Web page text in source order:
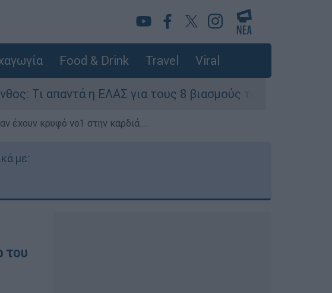
Food & Drink Travel Viral
η ΕΛΑΣ για τους 8 βιασμούς τουριστριών - «Μόνο 3
έχουν κρυφό νο1 στην καρδιά...
με:
του